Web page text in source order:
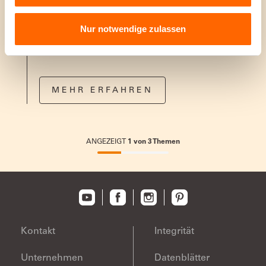
Nur notwendige zulassen
Wandfarbe
Spritzt nicht, tropft nicht. Deckt sofort perfekt
MEHR ERFAHREN
ANGEZEIGT 1 von 3Themen
33.33333333333333%
Kontakt
Unternehmen
Integrität
Datenblätter